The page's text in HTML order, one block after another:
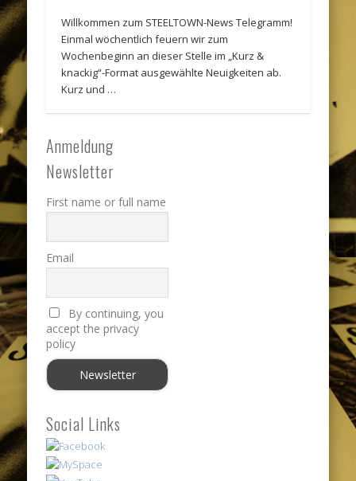
Willkommen zum STEELTOWN-News Telegramm!
Einmal wöchentlich feuern wir zum
Wochenbeginn an dieser Stelle im „Kurz &
knackig“-Format ausgewählte Neuigkeiten ab.
Kurz und …
Anmeldung
Newsletter
First name or full name
Email
By continuing, you
accept the privacy
policy
Social Links